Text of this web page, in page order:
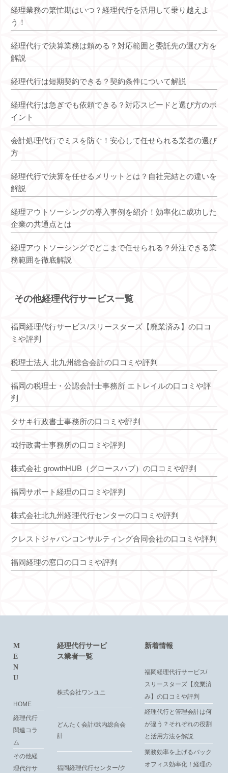
経理業務の繁忙期はいつ？経理代行を活用して乗り越えよ
う！
経理代行で決算業務は頼める？対応範囲と委託先の選び方を
解説
経理代行は短期契約できる？契約条件について解説
経理代行は急ぎでも依頼できる？対応スピードと選び方のポ
イント
会計処理代行でミスを防ぐ！安心して任せられる業者の選び
方
経理代行で決算を任せるメリットとは？自社完結との違いを
解説
経理アウトソーシングの導入事例を紹介！効率化に成功した
企業の共通点とは
経理アウトソーシングでどこまで任せられる？外注できる業
務範囲を徹底解説
その他経理代行サービス一覧
福岡経理代行サービス/スリースターズ【廃業済み】の口コ
ミや評判
税理士法人 北九州総合会計の口コミや評判
福岡の税理士・公認会計士事務所 エトレイルの口コミや評
判
タサキ行政書士事務所の口コミや評判
城行政書士事務所の口コミや評判
株式会社 growthHUB（グロースハブ）の口コミや評判
福岡サポート経理の口コミや評判
株式会社北九州経理代行センターの口コミや評判
クレストジャパンコンサルティング合同会社の口コミや評判
福岡経理の窓口の口コミや評判
M
E
N
U
HOME
経理代行
関連コラ
ム
その他経
理代行サ
経理代行サービ
ス業者一覧
株式会社ワンユニ
どんたく会計/武内総合会
計
福岡経理代行センター/ク
新着情報
福岡経理代行サービス/
スリースターズ【廃業済
み】の口コミや評判
経理代行と管理会計は何
が違う？それぞれの役割
と活用方法を解説
業務効率を上げるバック
オフィス効率化！経理の